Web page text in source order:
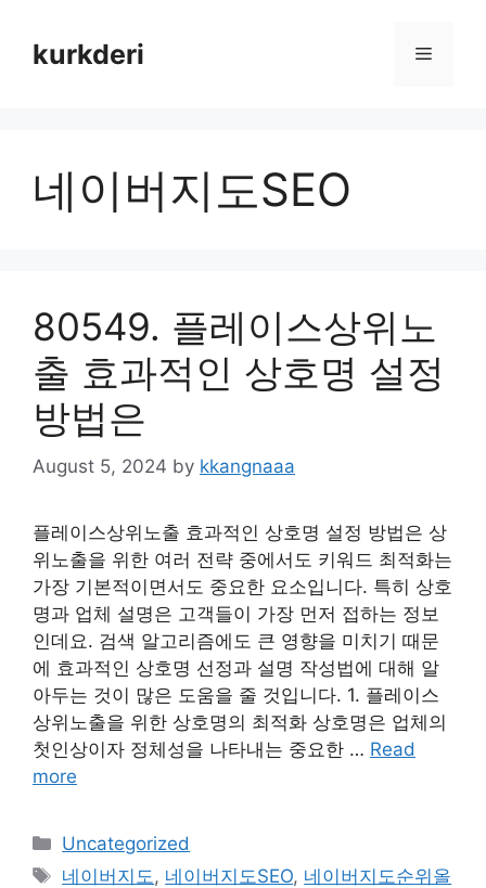
contentkurkderi Menu
네이버지도SEO
80549. 플레이스상위노
출 효과적인 상호명 설정
방법은
August 5, 2024 by kkangnaaa
플레이스상위노출 효과적인 상호명 설정 방법은 상
위노출을 위한 여러 전략 중에서도 키워드 최적화는
가장 기본적이면서도 중요한 요소입니다. 특히 상호
명과 업체 설명은 고객들이 가장 먼저 접하는 정보
인데요. 검색 알고리즘에도 큰 영향을 미치기 때문
에 효과적인 상호명 선정과 설명 작성법에 대해 알
아두는 것이 많은 도움을 줄 것입니다. 1. 플레이스
상위노출을 위한 상호명의 최적화 상호명은 업체의
첫인상이자 정체성을 나타내는 중요한 … Read
more
Categories
Uncategorized
Tags
네이버지도 , 네이버지도SEO, 네이버지도순위올